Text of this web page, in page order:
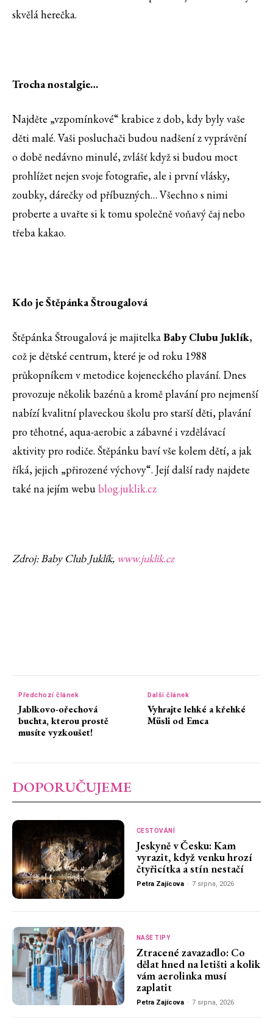
skvělá herečka.
Trocha nostalgie…
Najděte „vzpomínkové“ krabice z dob, kdy byly vaše
děti malé. Vaši posluchači budou nadšení z vyprávění
o době nedávno minulé, zvlášť když si budou moct
prohlížet nejen svoje fotografie, ale i první vlásky,
zoubky, dárečky od příbuzných… Všechno s nimi
proberte a uvařte si k tomu společně voňavý čaj nebo
třeba kakao.
Kdo je Štěpánka Štrougalová
Štěpánka Štrougalová je majitelkaBaby Clubu Juklík,
což je dětské centrum, které je od roku 1988
průkopníkem v metodice kojeneckého plavání. Dnes
provozuje několik bazénů a kromě plavání pro nejmenší
nabízí kvalitní plaveckou školu pro starší děti, plavání
pro těhotné, aqua-aerobic a zábavné i vzdělávací
aktivity pro rodiče. Štěpánku baví vše kolem dětí, a jak
říká, jejich „přirozené výchovy“. Její další rady najdete
také na jejím webublog.juklik.cz
Zdroj: Baby Club Juklík, www.juklik.cz
Předchozí článek
Jablkovo-ořechová
buchta, kterou prostě
musíte vyzkoušet!
Další článek
Vyhrajte lehké a křehké
Müsli od Emca
DOPORUČUJEME
CESTOVÁNÍ
Jeskyně v Česku: Kam
vyrazit, když venku hrozí
čtyřicítka a stín nestačí
Petra Zajícova - 7 srpna, 2026
NAŠE TIPY
Ztracené zavazadlo: Co
dělat hned na letišti a kolik
vám aerolinka musí
zaplatit
Petra Zajícova - 7 srpna, 2026